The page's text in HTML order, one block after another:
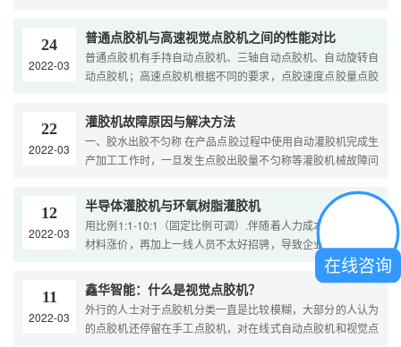
使用场景分类及具体说明：一、电子电器行业 1. 大型电子组件
封装 - 例如：服务器机箱内部线路板固定点胶、大型显示屏
（如户外L....
24
2022-03
普通点胶机与高速视觉点胶机之间的性能对比
普通点胶机有手持自动点胶机、三轴自动点胶机、自动旋转自
动点胶机；高速点胶机根据不同的要求，点胶速度点胶量点胶
磁阀，高速喷射功能性，点胶运动轨迹精确，出胶匀称，断胶
果断，不拉丝，不滴胶，各种点胶针头、针筒、点胶阀及控制
器可选，达到不同的要求，可调整气压操控胶量。普通点胶机
的优点是可以达到三轴联动、打点、画圆，普通点胶机通常流
通性好，每小时可以用胶0.5-1s，适用任何路径直线插补功能
性，三个性价比，它比视觉效果分配器便宜！ 全自动点胶机上
配搭直线导轨。能提升流畅性。直线导轨采用精钢制做，直线
导轨的耐酸性能力比不锈钢特性更好些，能一直保持高压环境
长期运用，与自动点胶机采用一体式打造而成，配备了更优质
的滚珠轴承给予机械手作业，因此机械手开展点胶作业时运动
十分顺畅，根据有关精密治具避免各种胶水粘剂问题，可以投
入某些小型芯片的点胶环节，保证增产高品质等作业实际效
果。....
22
2022-03
灌胶机故障原因与解决方法
一、胶水出胶不匀称 在产品点胶过程中使用自动灌胶机完成生
产加工工作时，一旦发生点胶出胶量不匀称等灌胶机械故障问
致自动灌胶机发生点胶不匀称的因素有：静态混合管固定性不
太好，进而影响到设备的灌胶作用，直接的导致灌胶机械故障
问题发生，一旦是由于静态混合管受损而导致的可以重新更换
新的再投入使用。 二、出现胶水点胶气泡 胶水汽泡状况在产
品点胶生产过程中常发生的灌胶机械故障问题之一，而导致加
胶水汽泡问题发生的主要是因素是自动灌胶机在搅拌胶水时搅
拌反向，也就是方式不规范所导致的，胶水汽泡的发生必定会
影响到到产品生产加工品质，并且对生产加工工作也会导致巨
12
2022-03
半导体灌胶机与环氧树脂灌胶机
用比例1:1-10:1（固定比例可调）.伴随着人力成本，租金，原
材料涨价，再加上一线人员不太好招骋，导致企业的成本费用
逐年增涨，如今许多制造业企业采用自动环氧树脂灌胶机，替
代人力配胶，混胶，灌胶，既增强了工作效率，也提高了灌胶
的质量，最大程度降低胶水消耗。....
11
2022-03
鑫华智能：什么是视觉点胶机？
外行的人士对于点胶机分类一直是比较模糊，大部分的人认为
的点胶机还停留在手工点胶机，对在线式自动点胶机和视觉点
在线咨询